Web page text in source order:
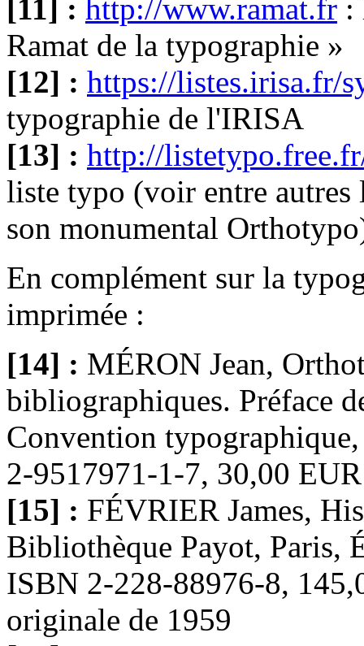
[11] : http://www.ramat.fr :
Ramat de la typographie »
[12] : https://listes.irisa.fr/
typographie de l'IRISA
[13] : http://
liste typo (voir entre autres
son monumental
En complément sur la
imprimée :
[14] : MÉRON Jean,
bibliographiques. Préface
Convention
2-9517971-1-7, 30,00 EUR
[15] : FÉVRIER James,
Bibliothèque Payot, Paris,
ISBN 2-228-88976-8,
originale de 1959